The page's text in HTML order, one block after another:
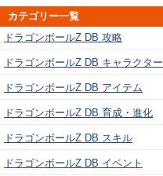
カテゴリー一覧
ドラゴンボールZ DB 攻略
ドラゴンボールZ DB キャラクター
ドラゴンボールZ DB アイテム
ドラゴンボールZ DB 育成・進化
ドラゴンボールZ DB スキル
ドラゴンボールZ DB イベント